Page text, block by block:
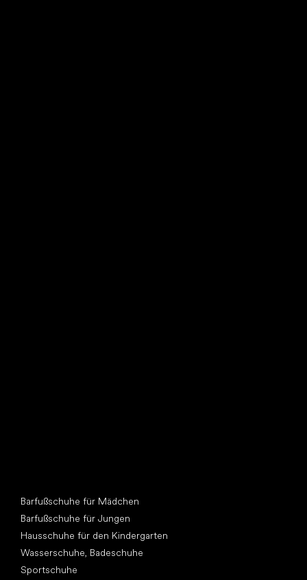
Barfußschuhe für Mädchen
Barfußschuhe für Jungen
Hausschuhe für den Kindergarten
Wasserschuhe, Badeschuhe
Sportschuhe